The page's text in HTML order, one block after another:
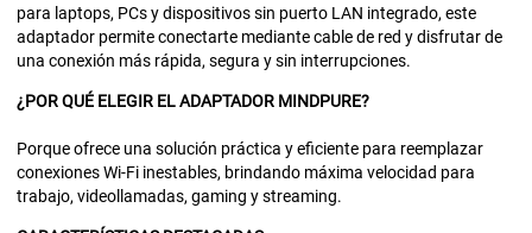
para laptops, PCs y dispositivos sin puerto LAN integrado, este
adaptador permite conectarte mediante cable de red y disfrutar de
una conexión más rápida, segura y sin interrupciones.
¿POR QUÉ ELEGIR EL ADAPTADOR MINDPURE?
Porque ofrece una solución práctica y eficiente para reemplazar
conexiones Wi-Fi inestables, brindando máxima velocidad para
trabajo, videollamadas, gaming y streaming.